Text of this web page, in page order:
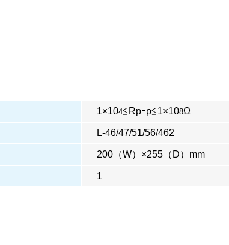
1×104≦Rpｰp≦1×108Ω
L-46/47/51/56/462
200（W）×255（D）mm
1